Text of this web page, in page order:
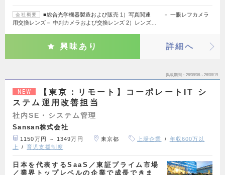
会社概要
■総合光学機器製造および販売 1）写真関連 － 一眼レフカメラ
用交換レンズ－ 中判カメラおよび交換レンズ 2）レンズ…
興味あり 詳細へ
掲載期間 26/08/06～26/08/19
NEW
【東京：リモート】コーポレートIT シ
ステム運用改善担当
社内SE・システム管理
Sansan株式会社
1150万円 ～ 1349万円 東京都 上場企業
年収600万以
上
育児支援制度
日本を代表するSaaS／東証プライム市場
／業界トップレベルの企業で成長できま